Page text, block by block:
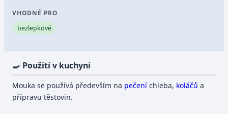
VHODNÉ PRO
bezlepkové
🍳 Použití v kuchyni
Mouka se používá především na pečení chleba, koláčů a
přípravu těstovin.